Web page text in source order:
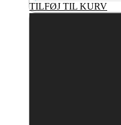
TILFØJ TIL KURV